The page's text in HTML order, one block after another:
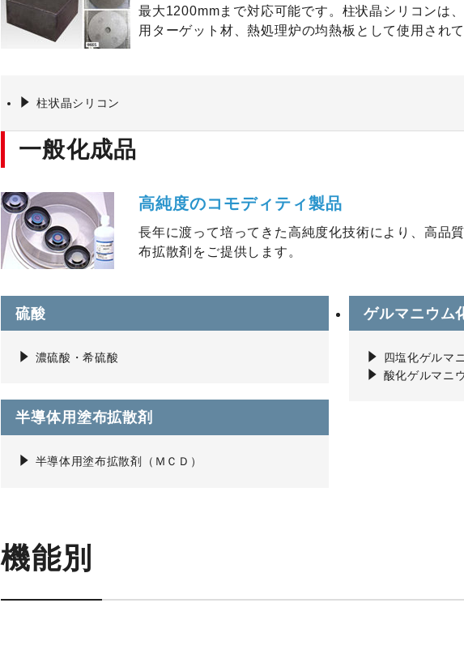
最大1200mmまで対応可能です。柱状晶シリコンは
用ターゲット材、熱処理炉の均熱板として使用されて
柱状晶シリコン
一般化成品
高純度のコモディティ製品
長年に渡って培ってきた高純度化技術により、高品
布拡散剤をご提供します。
硫酸
濃硫酸・希硫酸
半導体用塗布拡散剤
半導体用塗布拡散剤（ＭＣＤ）
ゲルマニウム
四塩化ゲルマ
酸化ゲルマニ
機能別